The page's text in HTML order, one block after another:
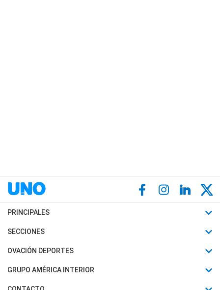
PRINCIPALES
Últimas Noticias
Política
SECCIONES
Horóscopo
Motores
OVACIÓN DEPORTES
Fútbol
Mundial
GRUPO AMÉRICA INTERIOR